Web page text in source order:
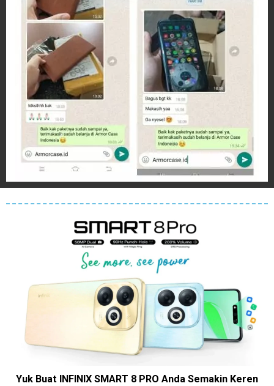
Yuk Buat INFINIX SMART 8 PRO Anda Semakin Keren